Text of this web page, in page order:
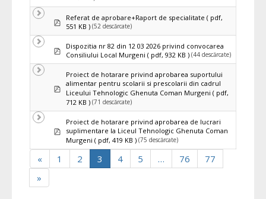
pdfReferat de aprobare+Raport de specialitate ( pdf,
551 KB ) (52 descărcate)
pdfDispozitia nr 82 din 12 03 2026 privind convocarea
Consiliului Local Murgeni ( pdf, 932 KB ) (44 descărcate)
pdf
Proiect de hotarare privind aprobarea suportului
alimentar pentru scolarii si prescolarii din cadrul
Liceului Tehnologic Ghenuta Coman Murgeni ( pdf,
712 KB ) (71 descărcate)
pdf
Proiect de hotarare privind aprobarea de lucrari
suplimentare la Liceul Tehnologic Ghenuta Coman
Murgeni ( pdf, 419 KB ) (75 descărcate)
« 1 2 3 4 5 … 76
77
»